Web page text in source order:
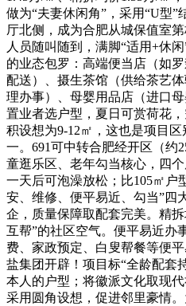
做为“夫妻休闲角”，采用“U型
厅北侧，成为合肥从城保值室
人员随叫随到，满脚“适用+休
的业态包罗：高端便当店（如
配送）、摄生茶馆（供给茶艺
理办事）、母婴用品店（进口
置业者选户型，夏日可赏荷花
积设想为9-12㎡，这也是项目
一。691可中转合肥经开区（约
童逛乐区、老年勾当核心，四
一天后可泡澡放松；比105㎡户
安、维修、便平易近、勾当”四
企，质量保障取配套完美。精
互帮”的社区空气。便平易近办
费、家政预定、白叟帮餐等便
盐集团开辟！项目标“全龄配套
本人的户型；将徽派文化取现
采用圆角设想，促进邻里豪情